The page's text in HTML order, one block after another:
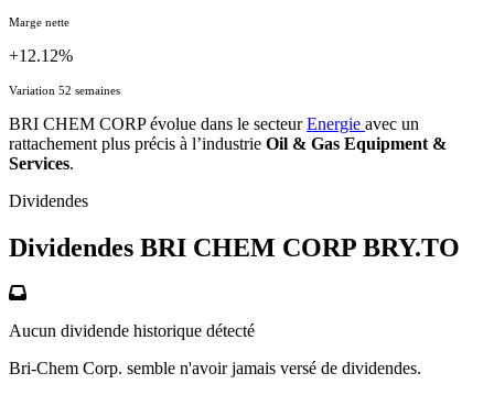
Marge nette
+12.12%
Variation 52 semaines
BRI CHEM CORP évolue dans le secteurEnergie avec un
rattachement plus précis à l’industrie Oil & Gas Equipment &
Services.
Dividendes
Dividendes BRI CHEM CORP BRY.TO
Aucun dividende historique détecté
Bri-Chem Corp. semble n'avoir jamais versé de dividendes.